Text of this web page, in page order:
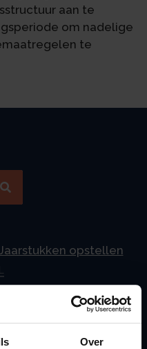
Over
aan te
om nadelige
te
opstellen
L
van de BV